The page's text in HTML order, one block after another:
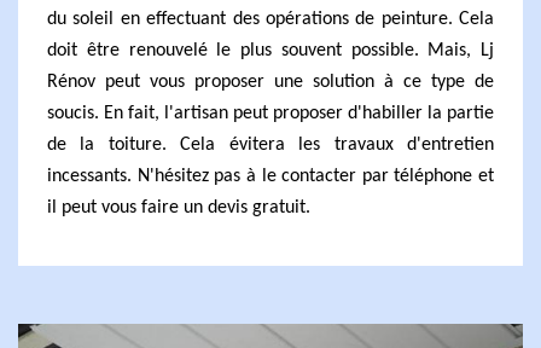
du soleil en effectuant des opérations de peinture. Cela
doit être renouvelé le plus souvent possible. Mais, Lj
Rénov peut vous proposer une solution à ce type de
soucis. En fait, l'artisan peut proposer d'habiller la partie
de la toiture. Cela évitera les travaux d'entretien
incessants. N'hésitez pas à le contacter par téléphone et
il peut vous faire un devis gratuit.